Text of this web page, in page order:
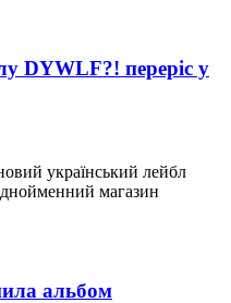
DYWLF?! переріс у
український лейбл
магазин
альбом